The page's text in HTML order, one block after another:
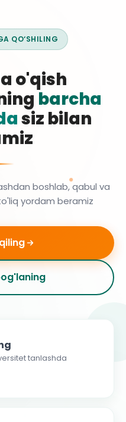
QO‘SHILING
o'qish
barcha
siz bilan
boshlab, qabul va
yordam beramiz
tanlashda